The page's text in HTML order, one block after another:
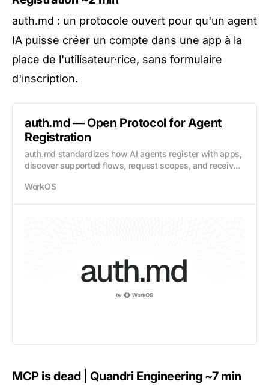
auth.md : un protocole ouvert pour qu'un agent
IA puisse créer un compte dans une app à la
place de l'utilisateur·rice, sans formulaire
d'inscription.
auth.md — Open Protocol for Agent
Registration
auth.md standardizes how AI agents register with apps,
discover supported flows, request scopes, and receive
WorkOS
MCP is dead | Quandri Engineering~7 min